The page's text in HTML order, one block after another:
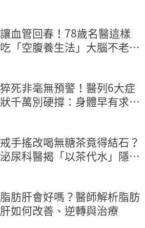
讓血管回春！78歲名醫這樣
吃「空腹養生法」大腦不老又
猝死非毫無預警！醫列6大症
狀千萬別硬撐：身體早有求救
戒手搖改喝無糖茶竟得結石？
泌尿科醫揭「以茶代水」隱形
脂肪肝會好嗎？醫師解析脂肪
肝如何改善、逆轉與治療